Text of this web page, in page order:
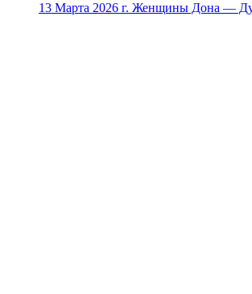
13 Марта 2026 г. Женщины Дона —